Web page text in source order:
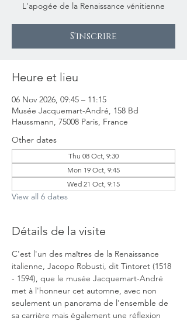
L'apogée de la Renaissance vénitienne
S'inscrire
Heure et lieu
06 Nov 2026, 09:45 – 11:15
Musée Jacquemart-André, 158 Bd
Haussmann, 75008 Paris, France
Other dates
Thu 08 Oct, 9:30
Mon 19 Oct, 9:45
Wed 21 Oct, 9:15
View all 6 dates
Détails de la visite
C'est l'un des maîtres de la Renaissance
italienne, Jacopo Robusti, dit Tintoret (1518
- 1594), que le musée Jacquemart-André
met à l'honneur cet automne, avec non
seulement un panorama de l'ensemble de
sa carrière mais également une réflexion